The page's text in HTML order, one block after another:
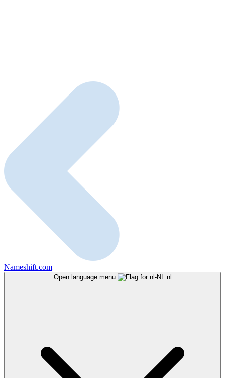
Nameshift.com
Open language menu nl